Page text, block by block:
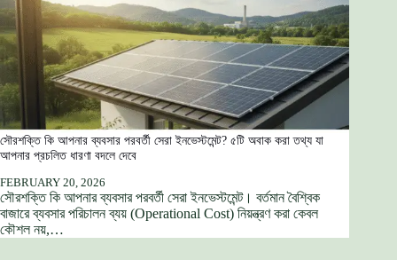
সৌরশক্তি কি আপনার ব্যবসার পরবর্তী সেরা ইনভেস্টমেন্ট? ৫টি অবাক করা তথ্য যা
আপনার প্রচলিত ধারণা বদলে দেবে
FEBRUARY 20, 2026
সৌরশক্তি কি আপনার ব্যবসার পরবর্তী সেরা ইনভেস্টমেন্ট। বর্তমান বৈশ্বিক
বাজারে ব্যবসার পরিচালন ব্যয় (Operational Cost) নিয়ন্ত্রণ করা কেবল
কৌশল নয়,…